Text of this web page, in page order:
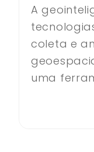
A
coleta e
uma